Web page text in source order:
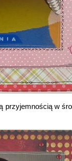
przyjemnością w